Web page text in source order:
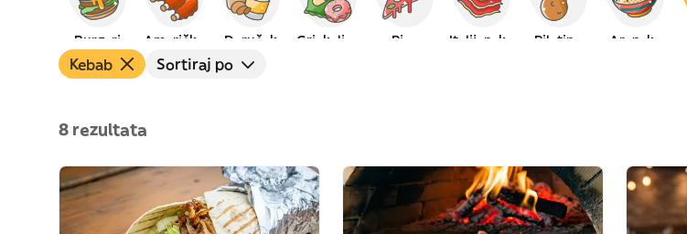
Burgeri Američka Doručak Grickalice Pica Italijanska Piletina Arapska
Kebab Sortiraj po
8 rezultata